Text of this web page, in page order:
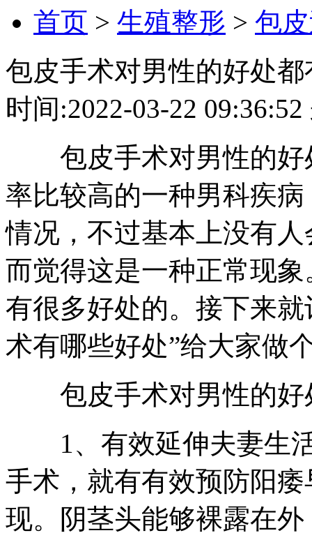
首页 > 生殖整形 > 包
包皮手术对男性的好处都
时间:2022-03-22
包皮手术对男性的好
率比较高的一种男科疾
情况，不过基本上没有
而觉得这是一种正常现
有很多好处的。接下来
术有哪些好处”给大家做
包皮手术对男性的好
1、有效延伸夫妻生活
手术，就有有效预防阳
现。阴茎头能够裸露在